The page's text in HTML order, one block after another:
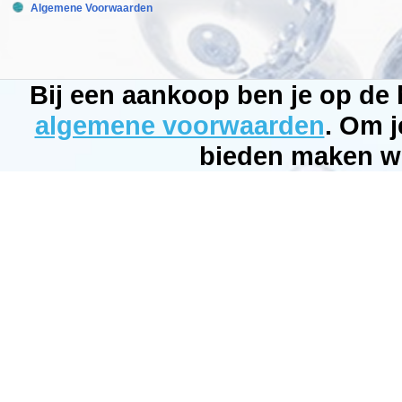
Pre-
New
Algemene Voorwaarden
Bij een aankoop ben je op
algemene voorwaarden. Om
bieden maken